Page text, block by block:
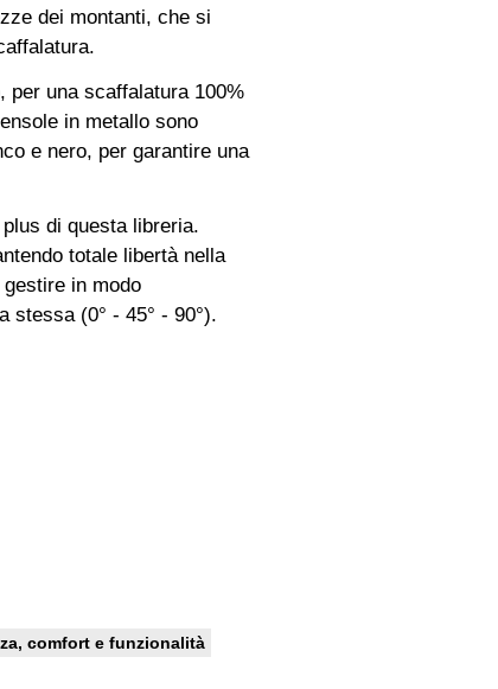
dei montanti, che si
per una scaffalatura 100%
in metallo sono
e nero, per garantire una
di questa libreria.
totale libertà nella
in modo
stessa (0° - 45° - 90°).
comfort e funzionalità